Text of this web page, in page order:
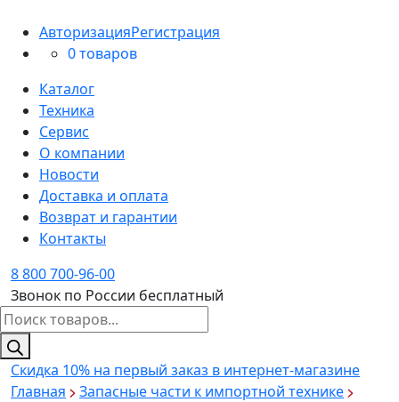
АвторизацияРегистрация
0 товаров
Каталог
Техника
Сервис
О компании
Новости
Доставка и оплата
Возврат и гарантии
Контакты
8 800 700-96-00
Звонок по России бесплатный
Поиск
товаров
Скидка 10% на первый заказ в интернет-магазине
Главная
Запасные части к импортной технике